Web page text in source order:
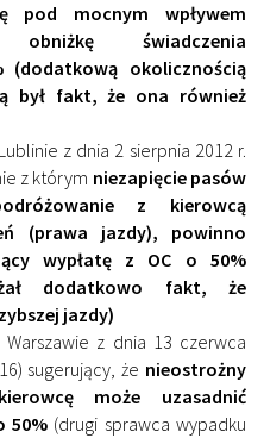
pod mocnym wpływem
świadczenia
(dodatkową okolicznością
był fakt, że ona również
z dnia 2 sierpnia 2012 r.
z którym niezapięcie pasów
z kierowcą
(prawa jazdy), powinno
wypłatę z OC o 50%
dodatkowo fakt, że
jazdy)
z dnia 13 czerwca
sugerujący, że nieostrożny
może uzasadnić
50% (drugi sprawca wypadku